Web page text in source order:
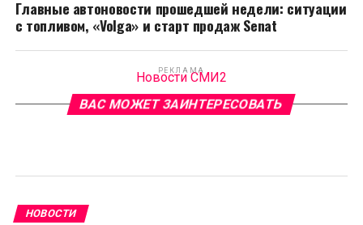
Главные автоновости прошедшей недели: ситуации
с топливом, «Volga» и старт продаж Senat
РЕКЛАМА
Новости СМИ2
ВАС МОЖЕТ ЗАИНТЕРЕСОВАТЬ
НОВОСТИ